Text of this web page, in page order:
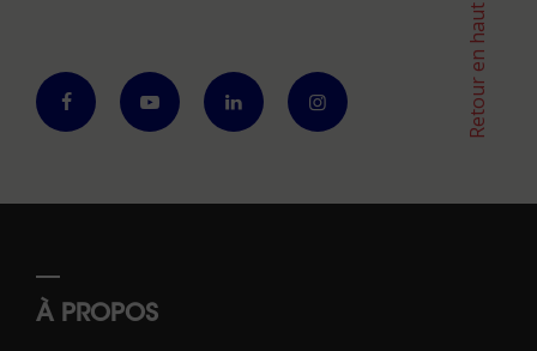
Retour en haut
À PROPOS